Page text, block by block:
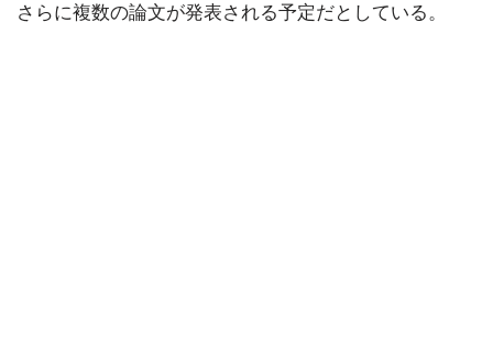
さらに複数の論文が発表される予定だとしている。